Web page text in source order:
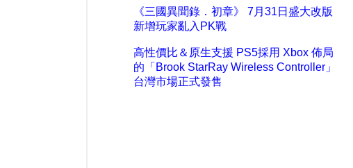
《三國異聞錄．初章》 7月31日盛大改版
新增玩家亂入PK戰
高性價比＆原生支援 PS5採用 Xbox 佈局
的「Brook StarRay Wireless Controller」
台灣市場正式發售